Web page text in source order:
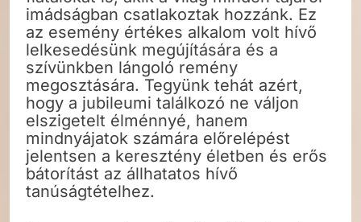
imádságban csatlakoztak hozzánk. Ez
az esemény értékes alkalom volt hívő
lelkesedésünk megújítására és a
szívünkben lángoló remény
megosztására. Tegyünk tehát azért,
hogy a jubileumi találkozó ne váljon
elszigetelt élménnyé, hanem
mindnyájatok számára előrelépést
jelentsen a keresztény életben és erős
bátorítást az állhatatos hívő
tanúságtételhez.